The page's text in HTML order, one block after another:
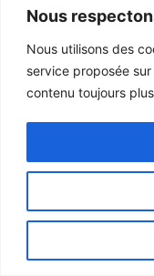
Nous
Nous utilisons des
service proposée
contenu toujours
Victor